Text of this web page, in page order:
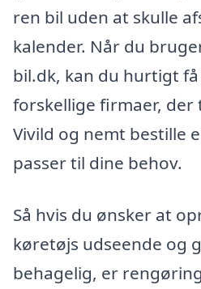
ren bil uden at skulle
kalender. Når du
bil.dk, kan du hurtigt
forskellige firmaer, der
Vivild og nemt bestille
passer til dine behov.
Så hvis du ønsker at
køretøjs udseende og
behagelig, er